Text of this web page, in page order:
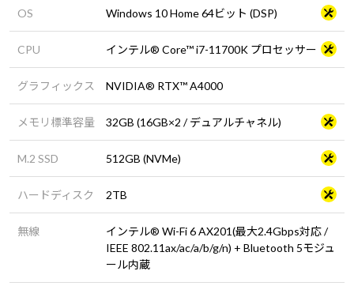
OS Windows 10 Home 64ビット (DSP)
CPU インテル® Core™ i7-11700K プロセッサー
グラフィックス NVIDIA® RTX™ A4000
メモリ標準容量 32GB (16GB×2 / デュアルチャネル)
M.2 SSD 512GB (NVMe)
ハードディスク 2TB
無線
インテル® Wi-Fi 6 AX201(最大2.4Gbps対応 /
IEEE 802.11ax/ac/a/b/g/n) + Bluetooth 5モジュ
ール内蔵